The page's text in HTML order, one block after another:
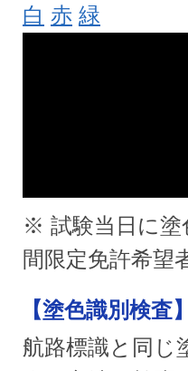
白 赤 緑
※ 試験当日に塗
間限定免許希望
【塗色識別検査】
航路標識と同じ